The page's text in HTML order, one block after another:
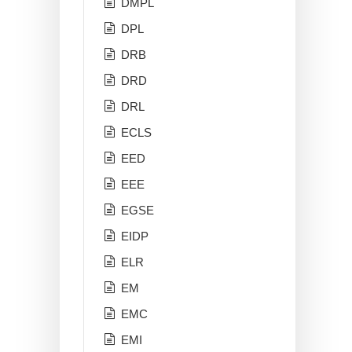
DMPL
DPL
DRB
DRD
DRL
ECLS
EED
EEE
EGSE
EIDP
ELR
EM
EMC
EMI